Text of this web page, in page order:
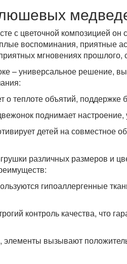
с цветочной композицией он
воспоминания, приятные
мгновениях прошлого,
– универсальное решение,
теплоте объятий, поддержке
поднимает настроение,
детей на совместное
различных размеров и
гипоаллергенные
контроль качества, что
элементы вызывают